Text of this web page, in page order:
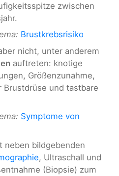
zwischen
Brustkrebsrisiko
nicht, unter anderem
auftreten: knotige
Größenzunahme,
Brustdrüse und tastbare
Symptome von
neben bildgebenden
, Ultraschall und
(Biopsie) zum